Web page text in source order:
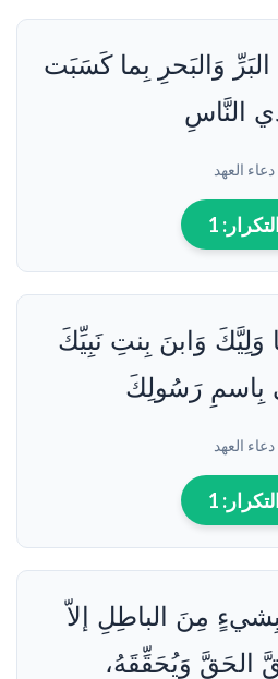
وَالبَحرِ بِما كَسَبَت
النَّاسِ
دعاء العهد
التكرار: 1
وَلِيَّكَ وَابنَ بِنتِ نَبِيِّكَ
بِاسمِ رَسُولِكَ
دعاء العهد
التكرار: 1
مِنَ الباطِلِ إلاّ
الحَقَّ وَيُحَقِّقَهُ،